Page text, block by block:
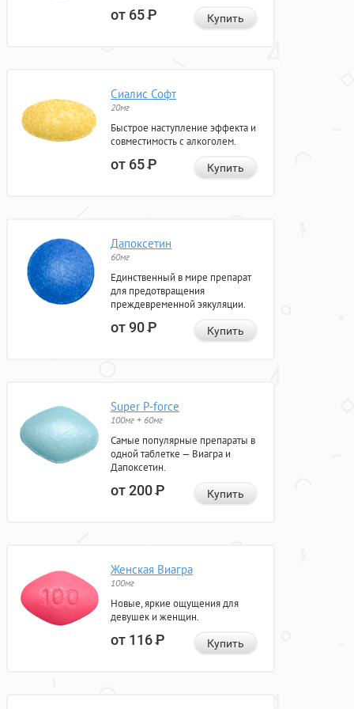
от 65Р Купить
Сиалис Софт
20мг
Быстрое наступление эффекта и
совместимость с алкоголем.
от 65Р Купить
Дапоксетин
60мг
Единственный в мире препарат
для предотвращения
преждевременной эякуляции.
от 90Р Купить
Super P-force
100мг + 60мг
Самые популярные препараты в
одной таблетке — Виагра и
Дапоксетин.
от 200Р Купить
Женская Виагра
100мг
Новые, яркие ощущения для
девушек и женщин.
от 116Р Купить